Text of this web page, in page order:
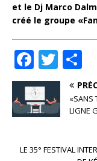
et le Dj Marco
créé le groupe
F
a
c
e
o
T
w
it
teg
r
«SANS
LIGNE
LE 35° FESTIVAL